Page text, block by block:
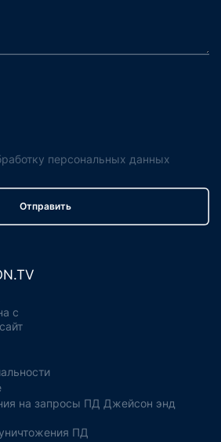
персональных данных
Отправить
с
на запросы ПД Джейсон энд
ПД